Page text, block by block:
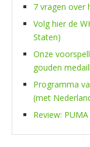
7 vragen over
Volg hier de
Staten)
Onze
gouden
Programma
(met
Review: